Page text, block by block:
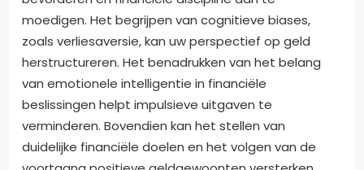
moedigen. Het begrijpen van cognitieve biases,
zoals verliesaversie, kan uw perspectief op geld
herstructureren. Het benadrukken van het belang
van emotionele intelligentie in financiële
beslissingen helpt impulsieve uitgaven te
verminderen. Bovendien kan het stellen van
duidelijke financiële doelen en het volgen van de